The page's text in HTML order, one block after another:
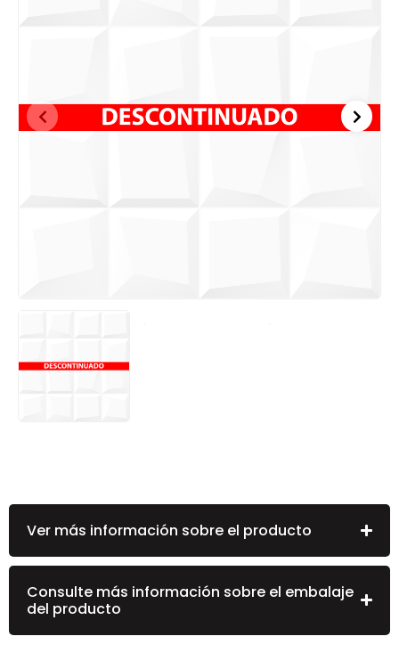
Ver más información sobre el producto
Consulte más información sobre el embalaje
del producto